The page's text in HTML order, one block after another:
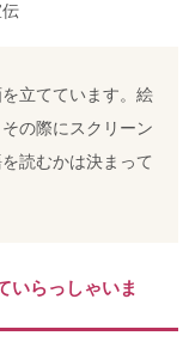
立てています。絵
の際にスクリーン
読むかは決まって
いらっしゃいま